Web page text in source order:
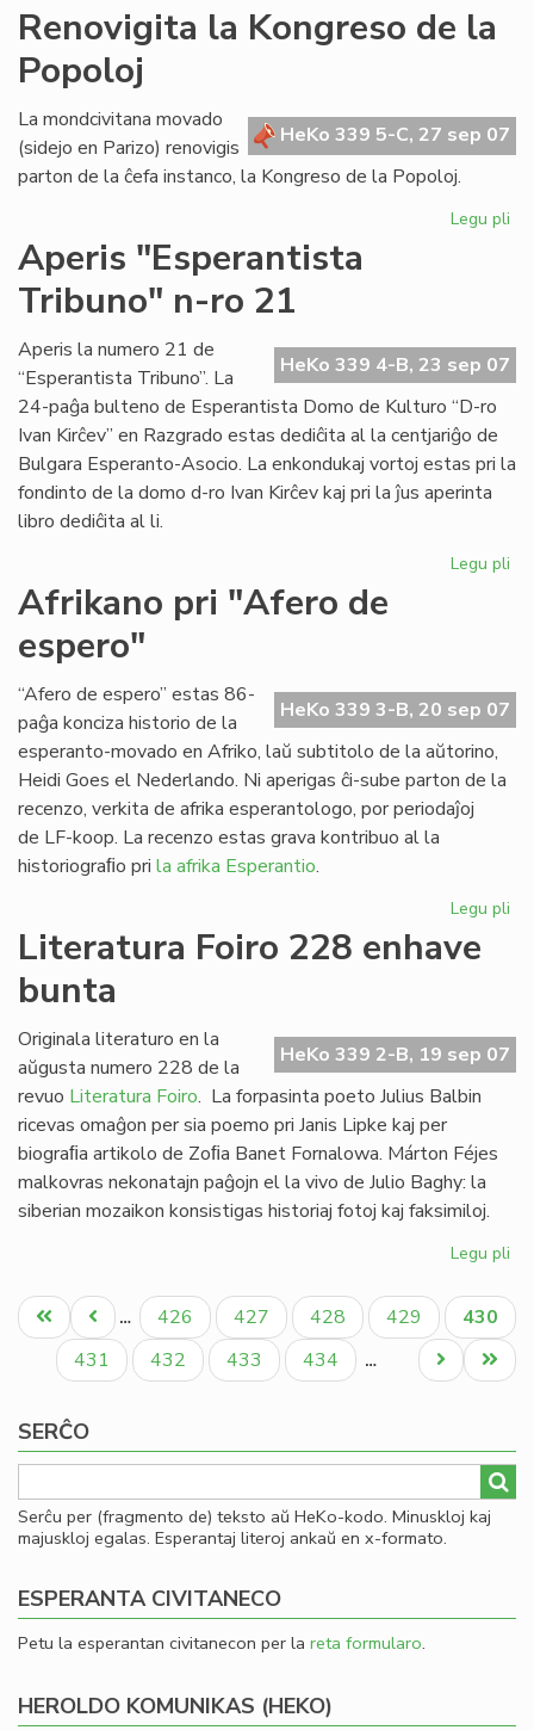
Renovigita la Kongreso de la
Popoloj
HeKo 339 5-C, 27 sep 07
La mondcivitana movado
(sidejo en Parizo) renovigis
parton de la ĉefa instanco, la Kongreso de la Popoloj.
Legu pli
la
Aperis "Esperantista
Tribuno" n-ro 21
HeKo 339 4-B, 23 sep 07
Aperis la numero 21 de
“Esperantista Tribuno”. La
24-paĝa bulteno de Esperantista Domo de Kulturo “D-ro
Ivan Kirĉev” en Razgrado estas dediĉita al la centjariĝo de
Bulgara Esperanto-Asocio. La enkondukaj vortoj estas pri la
fondinto de la domo d-ro Ivan Kirĉev kaj pri la ĵus aperinta
libro dediĉita al li.
Legu pli
ro
Afrikano pri "Afero de
espero"
HeKo 339 3-B, 20 sep 07
“Afero de espero” estas 86-
paĝa konciza historio de la
esperanto-movado en Afriko, laŭ subtitolo de la aŭtorino,
Heidi Goes el Nederlando. Ni aperigas ĉi-sube parton de la
recenzo, verkita de afrika esperantologo, por periodaĵoj
de LF-koop. La recenzo estas grava kontribuo al la
historiograﬁo pri la afrika Esperantio.
Legu pli
Literatura Foiro 228 enhave
bunta
HeKo 339 2-B, 19 sep 07
Originala literaturo en la
aŭgusta numero 228 de la
revuo Literatura Foiro. La forpasinta poeto Julius Balbin
ricevas omaĝon per sia poemo pri Janis Lipke kaj per
biograﬁa artikolo de Zoﬁa Banet Fornalowa. Márton Féjes
malkovras nekonatajn paĝojn el la vivo de Julio Baghy: la
siberian mozaikon konsistigas historiaj fotoj kaj faksimiloj.
Legu pli
Pagination
Unua
paĝo
Antaŭa
paĝo
… Paĝo
426 Paĝo
427 Paĝo
428 Paĝo
429
Aktuala
paĝo
430
Paĝo
431 Paĝo
432 Paĝo
433 Paĝo
434 …
Last
page
Next
page
SERĈO
Serĉu per (fragmento de) teksto aŭ HeKo-kodo. Minuskloj kaj
majuskloj egalas. Esperantaj literoj ankaŭ en x-formato.
ESPERANTA CIVITANECO
Petu la esperantan civitanecon per la reta formularo.
HEROLDO KOMUNIKAS (HEKO)